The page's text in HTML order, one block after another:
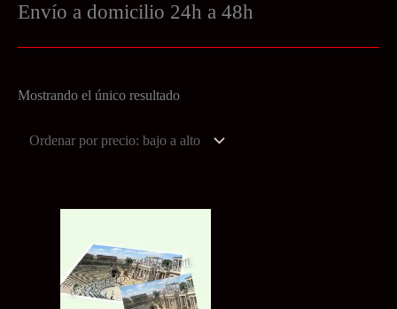
Envío a domicilio 24h a 48h
Mostrando el único resultado